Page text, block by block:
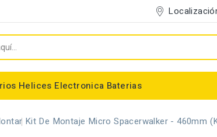
Helices Electronica Baterias
Kit De Montaje Micro Spacerwalker - 460mm